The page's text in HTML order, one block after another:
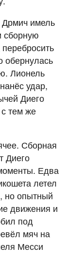
имель
сборную
обернулась
Лионель
удар,
Диего
тем же
Сборная
Диего
Едва
летел
но опытный
движения и
под
мяч на
Месси